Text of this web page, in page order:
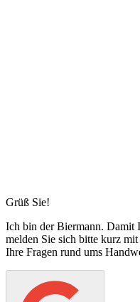
Grüß Sie!
Ich bin der Biermann. Damit
melden Sie sich bitte kurz
Ihre Fragen rund ums